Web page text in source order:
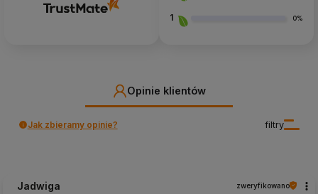
1 0%
Opinie klientów
filtry
Jak zbieramy opinie?
Jadwiga zweryfikowano